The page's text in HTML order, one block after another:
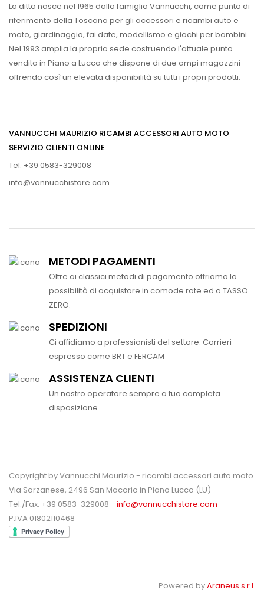
La ditta nasce nel 1965 dalla famiglia Vannucchi, come punto di
riferimento della Toscana per gli accessori e ricambi auto e
moto, giardinaggio, fai date, modellismo e giochi per bambini.
Nel 1993 amplia la propria sede costruendo l'attuale punto
vendita in Piano a Lucca che dispone di due ampi magazzini
offrendo così un elevata disponibilità su tutti i propri prodotti.
VANNUCCHI MAURIZIO RICAMBI ACCESSORI AUTO MOTO
SERVIZIO CLIENTI ONLINE
Tel. +39 0583-329008
info@vannucchistore.com
METODI PAGAMENTI
Oltre ai classici metodi di pagamento offriamo la
possibilità di acquistare in comode rate ed a TASSO
ZERO.
SPEDIZIONI
Ci affidiamo a professionisti del settore. Corrieri
espresso come BRT e FERCAM
ASSISTENZA CLIENTI
Un nostro operatore sempre a tua completa
disposizione
Copyright by Vannucchi Maurizio - ricambi accessori auto moto
Via Sarzanese, 2496 San Macario in Piano Lucca (LU)
Tel./Fax. +39 0583-329008 - info@vannucchistore.com
P.IVA 01802110468
Powered byAraneus s.r.l.